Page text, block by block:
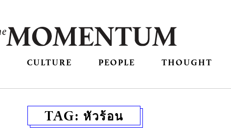
CULTURE PEOPLE THOUGHT
TAG: หัวร้อน